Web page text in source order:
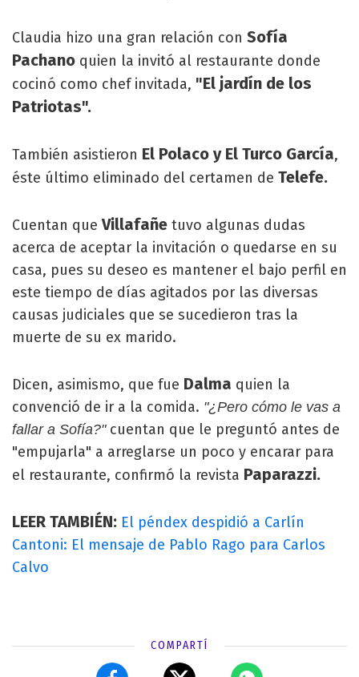
Claudia hizo una gran relación con Sofía
Pachano quien la invitó al restaurante donde
cocinó como chef invitada, "El jardín de los
Patriotas".
También asistieron El Polaco y El Turco García,
éste último eliminado del certamen de Telefe.
Cuentan que Villafañe tuvo algunas dudas
acerca de aceptar la invitación o quedarse en su
casa, pues su deseo es mantener el bajo perfil en
este tiempo de días agitados por las diversas
causas judiciales que se sucedieron tras la
muerte de su ex marido.
Dicen, asimismo, que fue Dalma quien la
convenció de ir a la comida. "¿Pero cómo le vas a
fallar a Sofía?"cuentan que le preguntó antes de
"empujarla" a arreglarse un poco y encarar para
el restaurante, confirmó la revista Paparazzi.
LEER TAMBIÉN: El péndex despidió a Carlín
Cantoni: El mensaje de Pablo Rago para Carlos
Calvo
COMPARTÍ